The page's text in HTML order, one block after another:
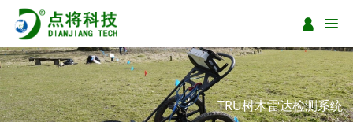
TRU树木雷达检测系统